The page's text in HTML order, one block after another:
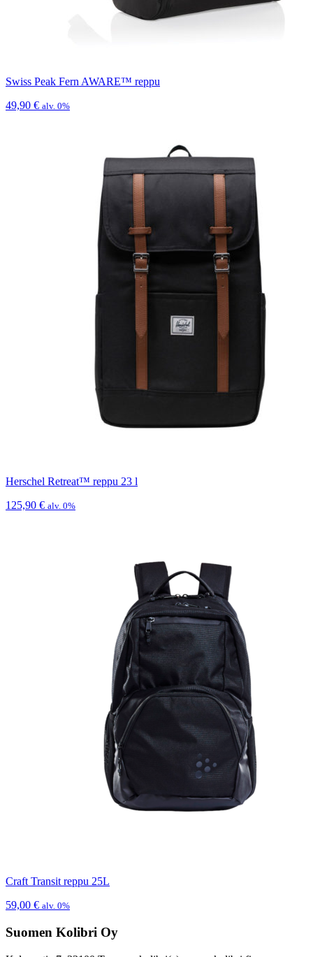
Swiss Peak Fern AWARE™ reppu
49,90 € alv. 0%
Herschel Retreat™ reppu 23 l
125,90 € alv. 0%
Craft Transit reppu 25L
59,00 € alv. 0%
Suomen Kolibri Oy